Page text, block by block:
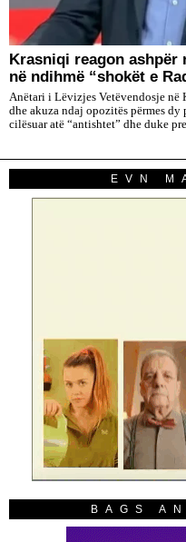
​Krasniqi reagon ashpër
në ndihmë “shokët e
Anëtari i Lëvizjes Vetëvendosje në
dhe akuza ndaj opozitës përmes dy
cilësuar atë “antishtet” dhe duke
EVN
BAGS